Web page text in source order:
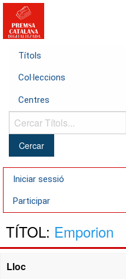
Títols
Col·leccions
Centres
Cercar
Títols...
Iniciar sessió
Participar
TÍTOL: Emporion
Lloc